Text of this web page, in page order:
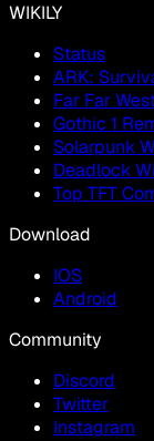
WIKILY
Status
ARK:
Far Far
Gothic 1
Solarpunk
Deadlock
Top TFT
Download
IOS
Android
Community
Discord
Twitter
Instagram